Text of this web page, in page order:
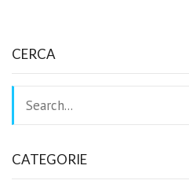
CERCA
CATEGORIE